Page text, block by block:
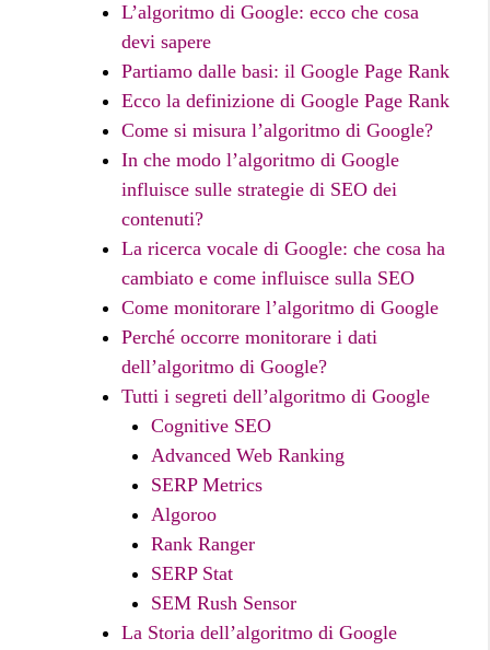
L’algoritmo di Google: ecco che cosa
devi sapere
Partiamo dalle basi: il Google Page Rank
Ecco la definizione di Google Page Rank
Come si misura l’algoritmo di Google?
In che modo l’algoritmo di Google
influisce sulle strategie di SEO dei
contenuti?
La ricerca vocale di Google: che cosa ha
cambiato e come influisce sulla SEO
Come monitorare l’algoritmo di Google
Perché occorre monitorare i dati
dell’algoritmo di Google?
Tutti i segreti dell’algoritmo di Google
Cognitive SEO
Advanced Web Ranking
SERP Metrics
Algoroo
Rank Ranger
SERP Stat
SEM Rush Sensor
La Storia dell’algoritmo di Google